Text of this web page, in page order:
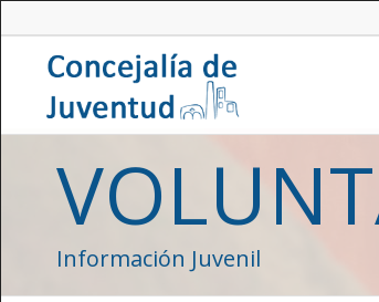
Información Juvenil